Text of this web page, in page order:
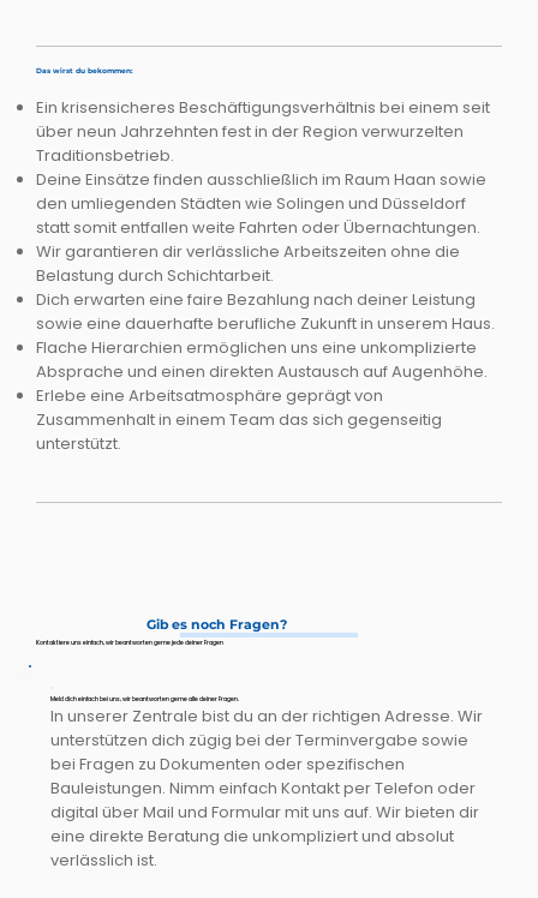
Das wirst du bekommen:
Ein krisensicheres Beschäftigungsverhältnis bei einem seit
über neun Jahrzehnten fest in der Region verwurzelten
Traditionsbetrieb.
Deine Einsätze finden ausschließlich im Raum Haan sowie
den umliegenden Städten wie Solingen und Düsseldorf
statt somit entfallen weite Fahrten oder Übernachtungen.
Wir garantieren dir verlässliche Arbeitszeiten ohne die
Belastung durch Schichtarbeit.
Dich erwarten eine faire Bezahlung nach deiner Leistung
sowie eine dauerhafte berufliche Zukunft in unserem Haus.
Flache Hierarchien ermöglichen uns eine unkomplizierte
Absprache und einen direkten Austausch auf Augenhöhe.
Erlebe eine Arbeitsatmosphäre geprägt von
Zusammenhalt in einem Team das sich gegenseitig
unterstützt.
Gib es noch Fragen?
Kontaktiere uns einfach, wir beantworten gerne jede deiner Fragen
Meld dich einfach bei uns, wir beantworten gerne alle deiner Fragen.
In unserer Zentrale bist du an der richtigen Adresse. Wir
unterstützen dich zügig bei der Terminvergabe sowie
bei Fragen zu Dokumenten oder spezifischen
Bauleistungen. Nimm einfach Kontakt per Telefon oder
digital über Mail und Formular mit uns auf. Wir bieten dir
eine direkte Beratung die unkompliziert und absolut
verlässlich ist.